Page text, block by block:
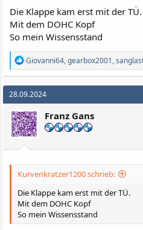
Die Klappe kam erst mit der TÜ.
Mit dem DOHC Kopf
So mein Wissensstand
R
e
a
k
t
o
n
e
n
Giovanni64,gearbox2001,
28.09.2024
Franz Gans
Kurvenkratzer1200 schrieb:
Die Klappe kam erst mit der TÜ.
Mit dem DOHC Kopf
So mein Wissensstand